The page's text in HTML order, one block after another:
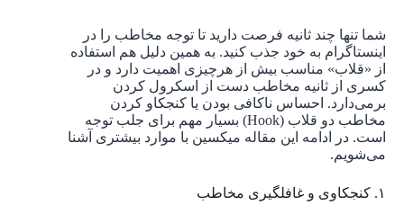
شما تنها چند ثانیه فرصت دارید تا توجه مخاطب را در
اینستاگرام به خود جذب کنید. به همین دلیل هم استفاده
از «قلاب» مناسب بیش از هرچیزی اهمیت دارد و در
کسری از ثانیه مخاطب دست از اسکرول کردن
برمی‌دارد. احساس ناکافی بودن یا کنجکاو کردن
مخاطب دو قلاب (Hook) بسیار مهم برای جلب توجه
است. در ادامه این مقاله میکسین با موارد بیشتری آشنا
می‌شویم.
۱. کنجکاوی و غافلگیری مخاطب